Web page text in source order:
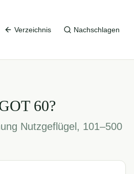
Verzeichnis Nachschlagen
60?
Nutzgeflügel, 101–500